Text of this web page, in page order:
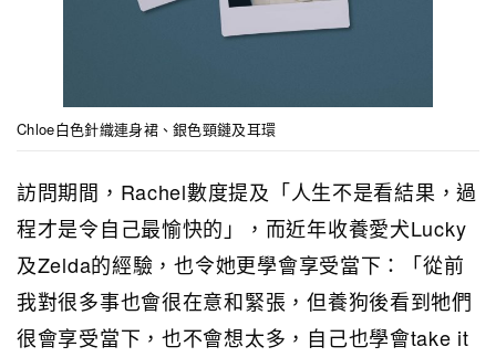
Chloe白色針織連身裙、銀色頸鏈及耳環
訪問期間，Rachel數度提及「人生不是看結果，過
程才是令自己最愉快的」，而近年收養愛犬Lucky
及Zelda的經驗，也令她更學會享受當下：「從前
我對很多事也會很在意和緊張，但養狗後看到牠們
很會享受當下，也不會想太多，自己也學會take it